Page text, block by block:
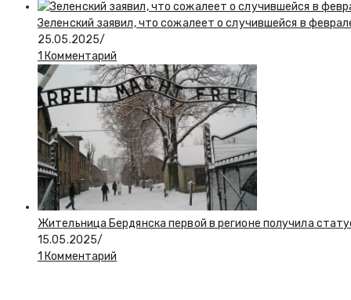
Зеленский заявил, что сожалеет о случившейся в
25.05.2025/
1 Комментарий
Жительница Бердянска первой в регионе получила
15.05.2025/
1 Комментарий